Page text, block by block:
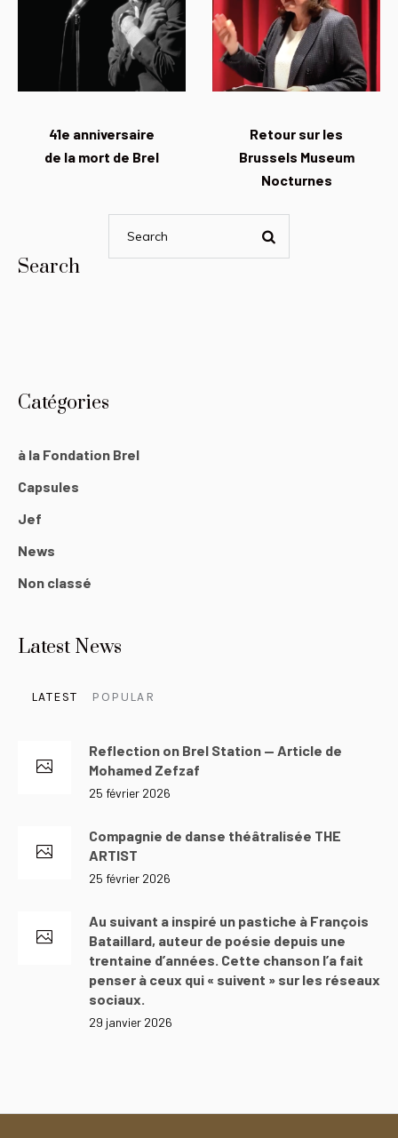
41e anniversaire
de la mort de Brel
Retour sur les
Brussels Museum
Nocturnes
Search
Catégories
à la Fondation Brel
Capsules
Jef
News
Non classé
Latest News
LATEST POPULAR
Reflection on Brel Station — Article de
Mohamed Zefzaf
25 février 2026
Compagnie de danse théâtralisée THE
ARTIST
25 février 2026
Au suivant a inspiré un pastiche à François
Bataillard, auteur de poésie depuis une
trentaine d’années. Cette chanson l’a fait
penser à ceux qui « suivent » sur les réseaux
sociaux.
29 janvier 2026